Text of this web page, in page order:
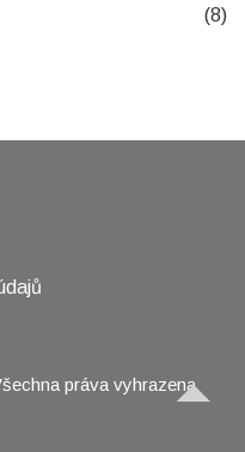
(8)
práva vyhrazena